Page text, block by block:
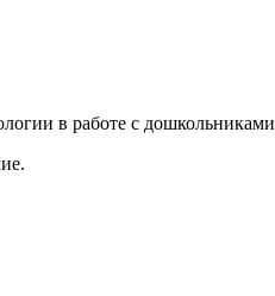
в работе с дошкольниками